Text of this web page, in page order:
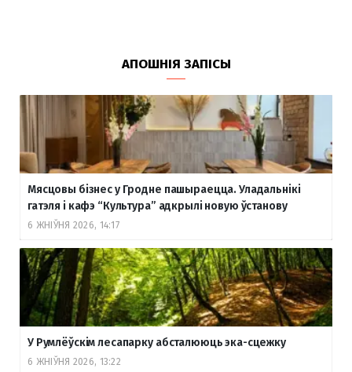
АПОШНІЯ ЗАПІСЫ
Мясцовы бізнес у Гродне пашыраецца. Уладальнікі
гатэля і кафэ “Культура” адкрылі новую ўстанову
6 ЖНІЎНЯ 2026, 14:17
У Румлёўскім лесапарку абсталююць эка-сцежку
6 ЖНІЎНЯ 2026, 13:22